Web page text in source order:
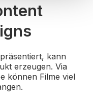
kann
erzeugen. Via
können Filme viel